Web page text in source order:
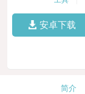
安卓下载
简介